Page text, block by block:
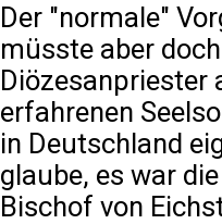
Der "normale"
müsste aber
Diözesanpriester
erfahrenen
in Deutschland
glaube, es war
Bischof von